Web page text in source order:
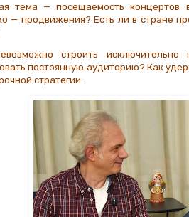
тема — посещаемость концертов
— продвижения? Есть ли в стране
строить
постоянную аудиторию? Как
стратегии.